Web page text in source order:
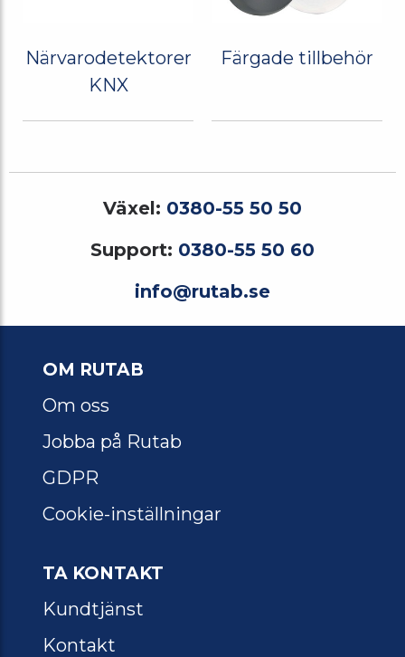
Närvarodetektorer
KNX
Färgade tillbehör
Växel: 0380-55 50 50
Support: 0380-55 50 60
info@rutab.se
OM RUTAB
Om oss
Jobba på Rutab
GDPR
Cookie-inställningar
TA KONTAKT
Kundtjänst
Kontakt